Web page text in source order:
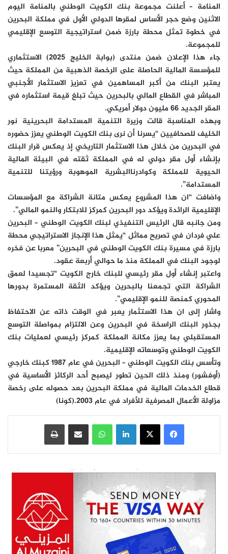
المنامة – أعلنت مجموعة بنك الكويت الوطني بالمنامة اليوم
الاثنين وضع حجر الأساس لمقرها الدولي الأول في مملكة البحرين
في خطوة تمثل محطة بارزة ضمن استراتيجية التوسع الإقليمي
للمجموعة.
جاء هذا الإعلان ضمن منتدى (بوابة الخليج 2025) الاستثماري
للمؤسسة المالية الحاصلة على الرخصة الذهبية من المملكة حيث
يعتبر البنك من أكبر المساهمين في تعزيز الاستثمار الأجنبي
المباشر في القطاع المالي بالبحرين حيث تبلغ قيمة استثماره في
المقر الجديد 66 مليون دولار أمريكي.
وبهذه المناسبة قالت وزيرة التنمية المستدامة البحرينية نور
الخليف للصحافيين “يسرنا أن نرى بنك الكويت الوطني يعزز حضوره
في البحرين من خلال هذا الاستثمار التاريخي إذ يعكس قرار البنك
بإنشاء أول مقر دولي له في المملكة ثقته في البيئة المالية
الحيوية للمملكة وكوادرناالبشرية الموهوبة ورؤيتنا للتنمية
المستدامة”.
واضافت “ان هذا المشروع يعكس متانة الشراكة مع المؤسسات
الإقليمية الرائدة ويؤكد دور البحرين كمركز للابتكار والنمو المالي”.
ومن جانبه قال الرئيس التنفيذي لبنك الكويت الوطني – البحرين
علي فردان في تصريح مماثل “يمثل هذا الإنجاز الاستراتيجي محطة
بارزة في مسيرة بنك الكويت الوطني في البحرين” معربا عن فخره
لوجود البنك في المملكة منذ ما حوالي أربعة عقود.
واعتبر إنشاء أول مقر رئيسي للبنك خارج الكويت “تجسيدا لعمق
الشراكة التي تجمعنا بالبحرين ويؤكد الثقة المستمرة بدورها
المحوري كمنصة للنمو الإقليمي”.
واشار إلى ان هذا الاستثمار يعبر في الوقت ذاته عن الاحتفاظ
بجذور البنك الراسخة في البحرين وعن الالتزام بمواصلة التوسع
المستقبلي بما يعزز مكانة المملكة كمركز رئيسي لعمليات بنك
الكويت الوطني وتوسعاته الإقليمية.
وتأسس بنك الكويت الوطني – البحرين في عام 1987 كبنك خارجي
(أوفشور) ومنذ ذلك الحين تطور ليصبح أحد الركائز الأساسية في
قطاع الخدمات المالية في مملكة البحرين بعد حصوله على رخصة
مزاولة الأعمال المصرفية للأفراد في عام 2003.(كونا)
فيسبوك‫X لينكدإنواتساب مشاركة عبر البريد طباعة